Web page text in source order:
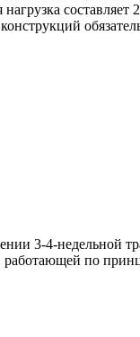
составляет
3-4-недельной
по